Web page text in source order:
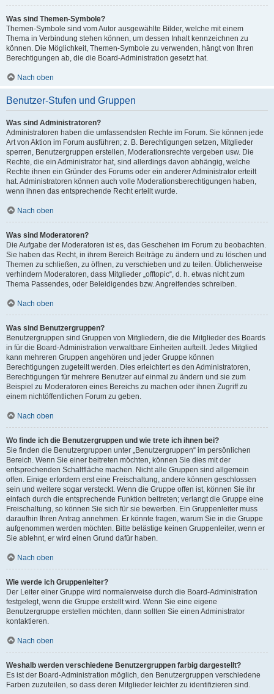
Was sind Themen-Symbole?
Themen-Symbole sind vom Autor ausgewählte Bilder, welche mit einem
Thema in Verbindung stehen können, um dessen Inhalt kennzeichnen zu
können. Die Möglichkeit, Themen-Symbole zu verwenden, hängt von Ihren
Berechtigungen ab, die die Board-Administration gesetzt hat.
Nach oben
Benutzer-Stufen und Gruppen
Was sind Administratoren?
Administratoren haben die umfassendsten Rechte im Forum. Sie können jede
Art von Aktion im Forum ausführen; z. B. Berechtigungen setzen, Mitglieder
sperren, Benutzergruppen erstellen, Moderationsrechte vergeben usw. Die
Rechte, die ein Administrator hat, sind allerdings davon abhängig, welche
Rechte ihnen ein Gründer des Forums oder ein anderer Administrator erteilt
hat. Administratoren können auch volle Moderationsberechtigungen haben,
wenn ihnen das entsprechende Recht erteilt wurde.
Nach oben
Was sind Moderatoren?
Die Aufgabe der Moderatoren ist es, das Geschehen im Forum zu beobachten.
Sie haben das Recht, in ihrem Bereich Beiträge zu ändern und zu löschen und
Themen zu schließen, zu öffnen, zu verschieben und zu teilen. Üblicherweise
verhindern Moderatoren, dass Mitglieder „offtopic“, d. h. etwas nicht zum
Thema Passendes, oder Beleidigendes bzw. Angreifendes schreiben.
Nach oben
Was sind Benutzergruppen?
Benutzergruppen sind Gruppen von Mitgliedern, die die Mitglieder des Boards
in für die Board-Administration verwaltbare Einheiten aufteilt. Jedes Mitglied
kann mehreren Gruppen angehören und jeder Gruppe können
Berechtigungen zugeteilt werden. Dies erleichtert es den Administratoren,
Berechtigungen für mehrere Benutzer auf einmal zu ändern und sie zum
Beispiel zu Moderatoren eines Bereichs zu machen oder ihnen Zugriff zu
einem nichtöffentlichen Forum zu geben.
Nach oben
Wo finde ich die Benutzergruppen und wie trete ich ihnen bei?
Sie finden die Benutzergruppen unter „Benutzergruppen“ im persönlichen
Bereich. Wenn Sie einer beitreten möchten, können Sie dies mit der
entsprechenden Schaltfläche machen. Nicht alle Gruppen sind allgemein
offen. Einige erfordern erst eine Freischaltung, andere können geschlossen
sein und weitere sogar versteckt. Wenn die Gruppe offen ist, können Sie ihr
einfach durch die entsprechende Funktion beitreten; verlangt die Gruppe eine
Freischaltung, so können Sie sich für sie bewerben. Ein Gruppenleiter muss
daraufhin Ihren Antrag annehmen. Er könnte fragen, warum Sie in die Gruppe
aufgenommen werden möchten. Bitte belästige keinen Gruppenleiter, wenn er
Sie ablehnt, er wird einen Grund dafür haben.
Nach oben
Wie werde ich Gruppenleiter?
Der Leiter einer Gruppe wird normalerweise durch die Board-Administration
festgelegt, wenn die Gruppe erstellt wird. Wenn Sie eine eigene
Benutzergruppe erstellen möchten, dann sollten Sie einen Administrator
kontaktieren.
Nach oben
Weshalb werden verschiedene Benutzergruppen farbig dargestellt?
Es ist der Board-Administration möglich, den Benutzergruppen verschiedene
Farben zuzuteilen, so dass deren Mitglieder leichter zu identifizieren sind.